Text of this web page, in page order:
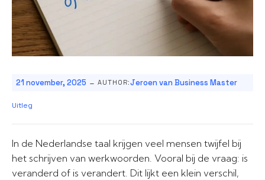
21 november, 2025 - AUTHOR:Jeroen van Business Master
Uitleg
In de Nederlandse taal krijgen veel mensen twijfel bij
het schrijven van werkwoorden. Vooral bij de vraag: is
veranderd of is verandert. Dit lijkt een klein verschil,